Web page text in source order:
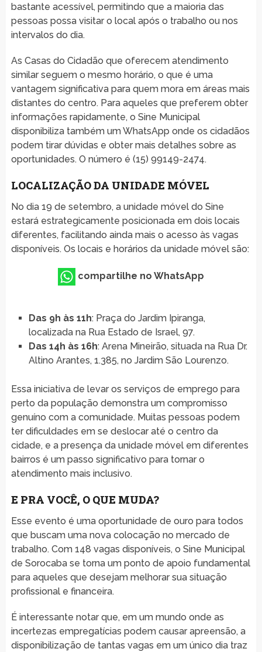
bastante acessível, permitindo que a maioria das
pessoas possa visitar o local após o trabalho ou nos
intervalos do dia.
As Casas do Cidadão que oferecem atendimento
similar seguem o mesmo horário, o que é uma
vantagem significativa para quem mora em áreas mais
distantes do centro. Para aqueles que preferem obter
informações rapidamente, o Sine Municipal
disponibiliza também um WhatsApp onde os cidadãos
podem tirar dúvidas e obter mais detalhes sobre as
oportunidades. O número é (15) 99149-2474.
LOCALIZAÇÃO DA UNIDADE MÓVEL
No dia 19 de setembro, a unidade móvel do Sine
estará estrategicamente posicionada em dois locais
diferentes, facilitando ainda mais o acesso às vagas
disponíveis. Os locais e horários da unidade móvel são:
compartilhe no WhatsApp
Das 9h às 11h: Praça do Jardim Ipiranga,
localizada na Rua Estado de Israel, 97.
Das 14h às 16h: Arena Mineirão, situada na Rua Dr.
Altino Arantes, 1.385, no Jardim São Lourenzo.
Essa iniciativa de levar os serviços de emprego para
perto da população demonstra um compromisso
genuíno com a comunidade. Muitas pessoas podem
ter dificuldades em se deslocar até o centro da
cidade, e a presença da unidade móvel em diferentes
bairros é um passo significativo para tornar o
atendimento mais inclusivo.
E PRA VOCÊ, O QUE MUDA?
Esse evento é uma oportunidade de ouro para todos
que buscam uma nova colocação no mercado de
trabalho. Com 148 vagas disponíveis, o Sine Municipal
de Sorocaba se torna um ponto de apoio fundamental
para aqueles que desejam melhorar sua situação
profissional e financeira.
É interessante notar que, em um mundo onde as
incertezas empregatícias podem causar apreensão, a
disponibilização de tantas vagas em um único dia traz